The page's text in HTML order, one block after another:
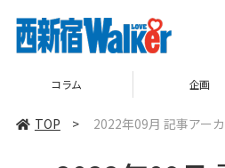
コラム 企画
TOP > 2022年09月 記事アー